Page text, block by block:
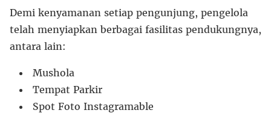
Demi kenyamanan setiap pengunjung, pengelola
telah menyiapkan berbagai fasilitas pendukungnya,
antara lain:
Mushola
Tempat Parkir
Spot Foto Instagramable